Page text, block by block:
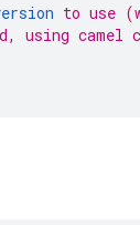
to use
using camel